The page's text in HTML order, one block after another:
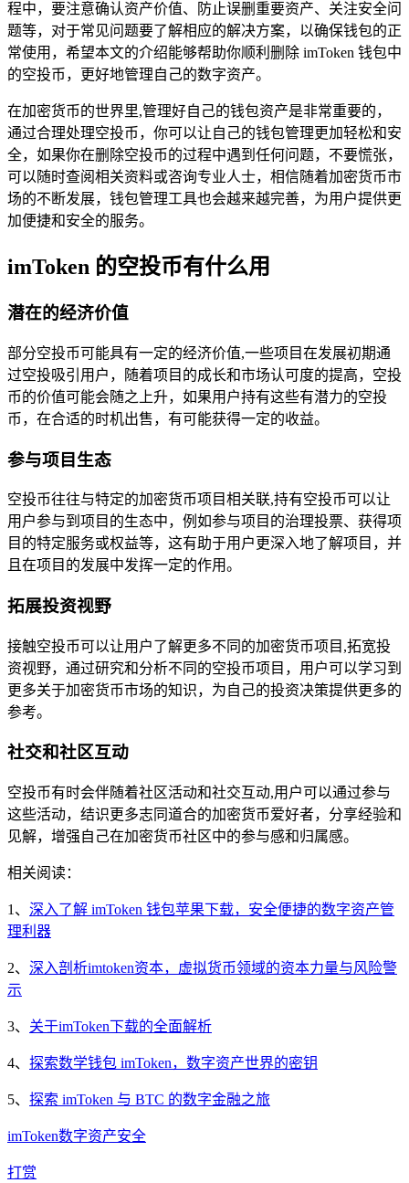
程中，要注意确认资产价值、防止误删重要资产、关注安全问
题等，对于常见问题要了解相应的解决方案，以确保钱包的正
常使用，希望本文的介绍能够帮助你顺利删除 imToken 钱包中
的空投币，更好地管理自己的数字资产。
在加密货币的世界里,管理好自己的钱包资产是非常重要的，
通过合理处理空投币，你可以让自己的钱包管理更加轻松和安
全，如果你在删除空投币的过程中遇到任何问题，不要慌张，
可以随时查阅相关资料或咨询专业人士，相信随着加密货币市
场的不断发展，钱包管理工具也会越来越完善，为用户提供更
加便捷和安全的服务。
imToken 的空投币有什么用
潜在的经济价值
部分空投币可能具有一定的经济价值,一些项目在发展初期通
过空投吸引用户，随着项目的成长和市场认可度的提高，空投
币的价值可能会随之上升，如果用户持有这些有潜力的空投
币，在合适的时机出售，有可能获得一定的收益。
参与项目生态
空投币往往与特定的加密货币项目相关联,持有空投币可以让
用户参与到项目的生态中，例如参与项目的治理投票、获得项
目的特定服务或权益等，这有助于用户更深入地了解项目，并
且在项目的发展中发挥一定的作用。
拓展投资视野
接触空投币可以让用户了解更多不同的加密货币项目,拓宽投
资视野，通过研究和分析不同的空投币项目，用户可以学习到
更多关于加密货币市场的知识，为自己的投资决策提供更多的
参考。
社交和社区互动
空投币有时会伴随着社区活动和社交互动,用户可以通过参与
这些活动，结识更多志同道合的加密货币爱好者，分享经验和
见解，增强自己在加密货币社区中的参与感和归属感。
相关阅读：
1、 深入了解 imToken 钱包苹果下载，安全便捷的数字资产管
理利器
2、 深入剖析imtoken资本，虚拟货币领域的资本力量与风险警
示
3、 关于imToken下载的全面解析
4、 探索数学钱包 imToken，数字资产世界的密钥
5、 探索 imToken 与 BTC 的数字金融之旅
imToken数字资产安全
打赏